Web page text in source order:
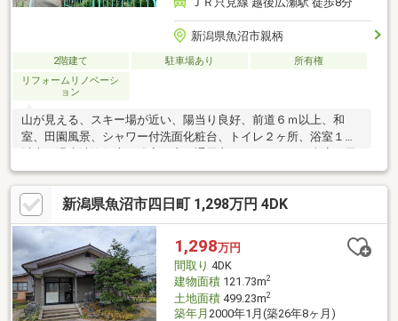
新潟県魚沼市親柄
2階建て 駐車場あり
所有権
リフォームリノベーシ
ョン
山が見える、スキー場が近い、陽当り良好、前道６ｍ以上、和
室、田園風景、シャワー付洗面化粧台、トイレ２ヶ所、浴室１坪
辺交通量少なめ、隣家との間隔が大きい
新潟県魚沼市四日町 1,298万円 4DK
1,298万円
間取り 4DK
建物面積121.73m2
土地面積499.23m2
築年月 2000年1月(築26年8ヶ月)